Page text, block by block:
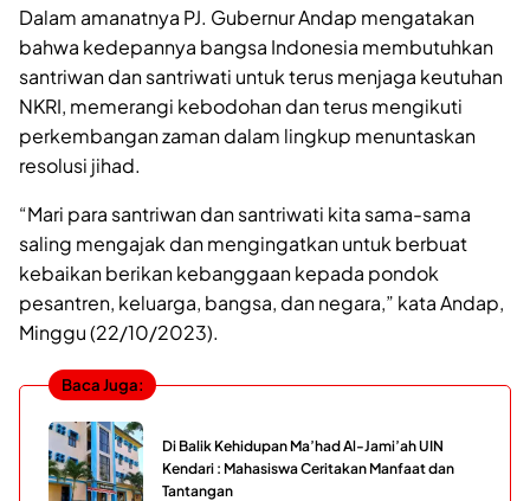
Dalam amanatnya PJ. Gubernur Andap mengatakan
bahwa kedepannya bangsa Indonesia membutuhkan
santriwan dan santriwati untuk terus menjaga keutuhan
NKRI, memerangi kebodohan dan terus mengikuti
perkembangan zaman dalam lingkup menuntaskan
resolusi jihad.
“Mari para santriwan dan santriwati kita sama-sama
saling mengajak dan mengingatkan untuk berbuat
kebaikan berikan kebanggaan kepada pondok
pesantren, keluarga, bangsa, dan negara,” kata Andap,
Minggu (22/10/2023).
Baca Juga:
Di Balik Kehidupan Ma’had Al-Jami’ah UIN
Kendari : Mahasiswa Ceritakan Manfaat dan
Tantangan